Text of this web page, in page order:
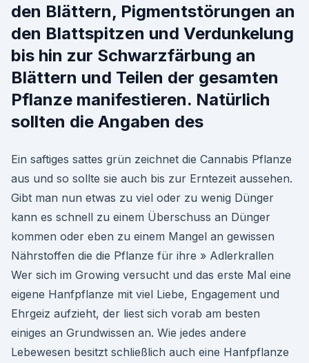
den Blättern, Pigmentstörungen an
den Blattspitzen und Verdunkelung
bis hin zur Schwarzfärbung an
Blättern und Teilen der gesamten
Pflanze manifestieren. Natürlich
sollten die Angaben des
Ein saftiges sattes grün zeichnet die Cannabis Pflanze
aus und so sollte sie auch bis zur Erntezeit aussehen.
Gibt man nun etwas zu viel oder zu wenig Dünger
kann es schnell zu einem Überschuss an Dünger
kommen oder eben zu einem Mangel an gewissen
Nährstoffen die die Pflanze für ihre » Adlerkrallen
Wer sich im Growing versucht und das erste Mal eine
eigene Hanfpflanze mit viel Liebe, Engagement und
Ehrgeiz aufzieht, der liest sich vorab am besten
einiges an Grundwissen an. Wie jedes andere
Lebewesen besitzt schließlich auch eine Hanfpflanze